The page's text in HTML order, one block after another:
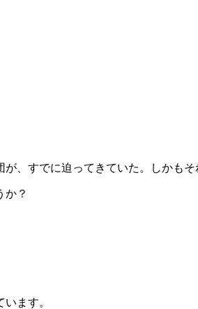
、すでに迫ってきていた。しかも
か？
ます。